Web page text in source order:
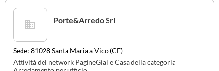
Porte&Arredo Srl
Sede: 81028 Santa Maria a Vico (CE)
Attività del network PagineGialle Casa della categoria